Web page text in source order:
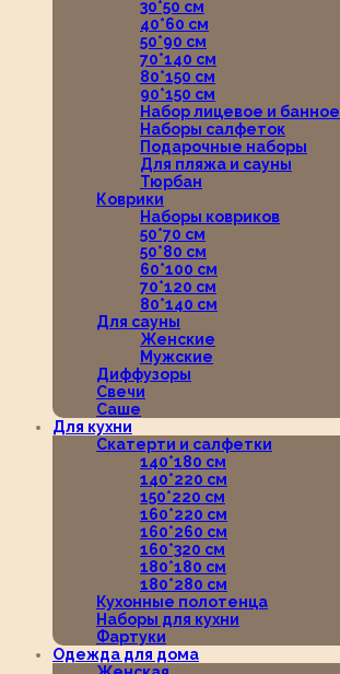
30*50 см
40*60 см
50*90 см
70*140 см
80*150 см
90*150 см
Набор лицевое и банное
Наборы салфеток
Подарочные наборы
Для пляжа и сауны
Тюрбан
Коврики
Наборы ковриков
50*70 см
50*80 см
60*100 см
70*120 см
80*140 см
Для сауны
Женские
Мужские
Диффузоры
Свечи
Саше
Для кухни
Скатерти и салфетки
140*180 см
140*220 см
150*220 см
160*220 см
160*260 см
160*320 см
180*180 см
180*280 см
Кухонные полотенца
Наборы для кухни
Фартуки
Одежда для дома